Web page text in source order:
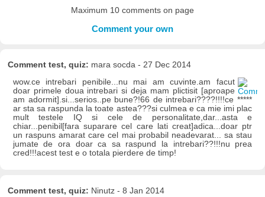
Maximum 10 comments on page
Comment your own
Comment test, quiz: mara socda - 27 Dec 2014
wow.ce intrebari penibile...nu mai am cuvinte.am facut
doar primele doua intrebari si deja mam plictisit [aproape
am adormit].si...serios..pe bune?!66 de intrebari????!!!!ce *****
ar sta sa raspunda la toate astea???si culmea e ca mie imi plac
mult testele IQ si cele de personalitate,dar...asta e
chiar...penibil[fara suparare cel care lati creat]adica...doar ptr
un raspuns amarat care cel mai probabil neadevarat... sa stau
jumate de ora doar ca sa raspund la intrebari??!!!nu prea
cred!!!acest test e o totala pierdere de timp!
Comment test, quiz: Ninutz - 8 Jan 2014